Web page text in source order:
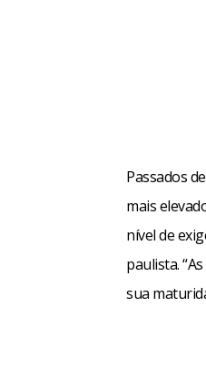
Passados
mais
nível de
paulista.
sua